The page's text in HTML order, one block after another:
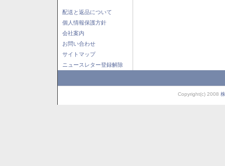
配送と返品について
個人情報保護方針
会社案内
お問い合わせ
サイトマップ
ニュースレター登録解除
Copyright(c) 2008